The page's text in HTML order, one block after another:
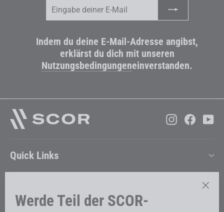
Werde Teil der SCOR-
deiner
Indem du deine E-Mail-Adresse angibst,
erklärst du dich mit unseren
Nutzungsbedingungeneinverstanden.
Instagram
Quick Links